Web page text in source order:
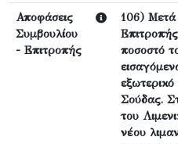
Αποφάσεις
Συμβουλίου
- Επιτροπής
106) Μετά
ποσοστό
Σούδας.
του
νέου